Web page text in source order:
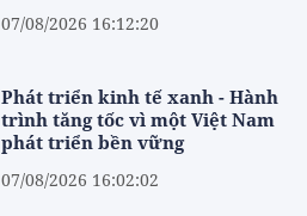
07/08/2026 16:12:20
Phát triển kinh tế xanh - Hành
trình tăng tốc vì một Việt Nam
phát triển bền vững
07/08/2026 16:02:02